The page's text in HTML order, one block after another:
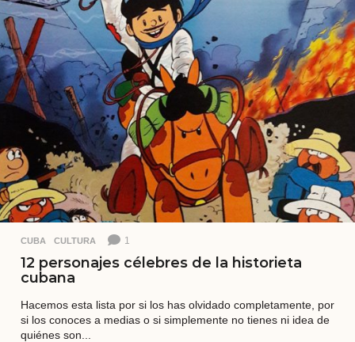
r
á
s
CUBA ,CULTURA 1
12 personajes célebres de la historieta
cubana
Hacemos esta lista por si los has olvidado completamente, por
si los conoces a medias o si simplemente no tienes ni idea de
quiénes son...